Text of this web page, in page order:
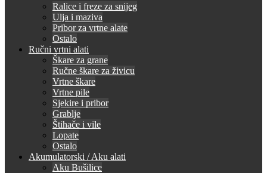
Ralice i freze za snijeg
Ulja i maziva
Pribor za vrtne alate
Ostalo
Ručni vrtni alati
Škare za grane
Ručne škare za živicu
Vrtne škare
Vrtne pile
Sjekire i pribor
Grablje
Štihače i vile
Lopate
Ostalo
Akumulatorski / Aku alati
Aku Bušilice